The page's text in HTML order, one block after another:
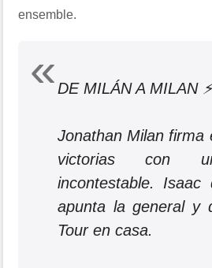
ensemble.
DE MILÁN A MILAN
Jonathan Milan firma
victorias con
incontestable. Isaac
apunta la general y
Tour en casa.